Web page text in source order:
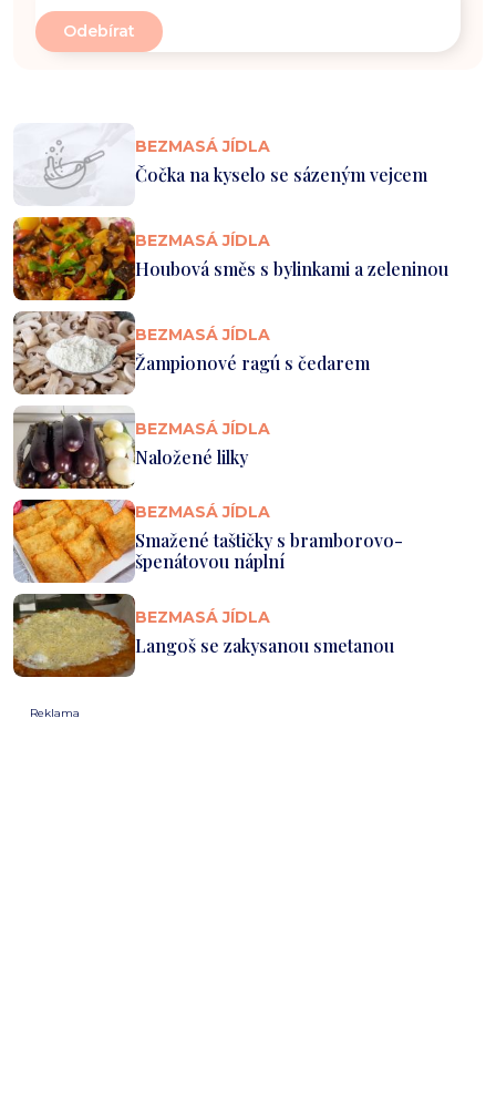
BEZMASÁ JÍDLA
Čočka na kyselo se sázeným vejcem
BEZMASÁ JÍDLA
Houbová směs s bylinkami a zeleninou
BEZMASÁ JÍDLA
Žampionové ragú s čedarem
BEZMASÁ JÍDLA
Naložené lilky
BEZMASÁ JÍDLA
Smažené taštičky s bramborovo-
špenátovou náplní
BEZMASÁ JÍDLA
Langoš se zakysanou smetanou
Reklama